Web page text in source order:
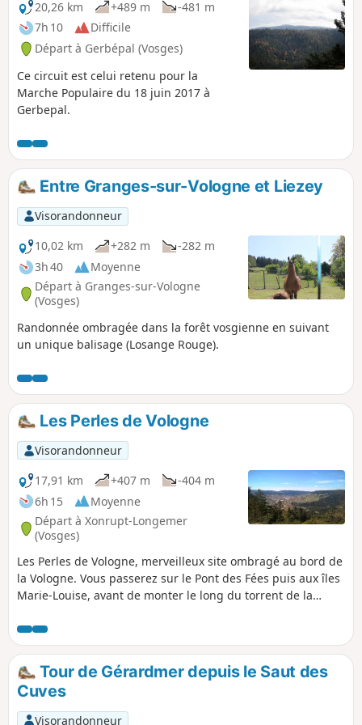
20,26 km
+489 m
-481 m
7h 10
Difficile
Départ à Gerbépal (Vosges)
Ce circuit est celui retenu pour la
Marche Populaire du 18 juin 2017 à
Gerbepal.
Entre Granges-sur-Vologne et Liezey
Visorandonneur
10,02 km
+282 m
-282 m
3h 40
Moyenne
Départ à Granges-sur-Vologne
(Vosges)
Randonnée ombragée dans la forêt vosgienne en suivant
un unique balisage (Losange Rouge).
Les Perles de Vologne
Visorandonneur
17,91 km
+407 m
-404 m
6h 15
Moyenne
Départ à Xonrupt-Longemer
(Vosges)
Les Perles de Vologne, merveilleux site ombragé au bord de
la Vologne. Vous passerez sur le Pont des Fées puis aux îles
Marie-Louise, avant de monter le long du torrent de la
d’où vous pourrez admirer la ville de Gerardmer et son lac.
Ensuite, la Fontaine Gilet, située en pleine forêt, vous
rafraichira les mains. Faites une pause à l'Etang de
Belbriette, avant de redescendre vers le lac de Longemer et
la chapelle Saint Florent.
Tour de Gérardmer depuis le Saut des
Cuves
Visorandonneur